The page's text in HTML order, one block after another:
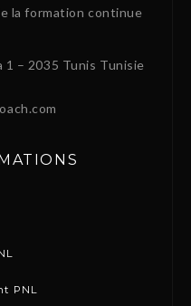
la formation continue
1 – 2035 Tunis Tunisie
PNL